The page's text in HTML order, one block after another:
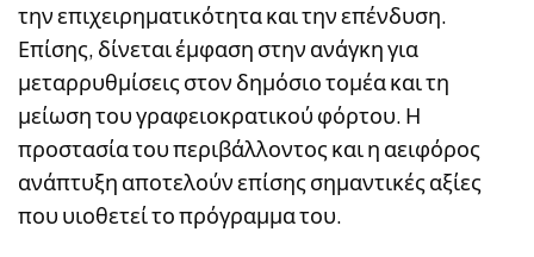
την επιχειρηματικότητα και την επένδυση.
Επίσης, δίνεται έμφαση στην ανάγκη για
μεταρρυθμίσεις στον δημόσιο τομέα και τη
μείωση του γραφειοκρατικού φόρτου. Η
προστασία του περιβάλλοντος και η αειφόρος
ανάπτυξη αποτελούν επίσης σημαντικές αξίες
που υιοθετεί το πρόγραμμα του.